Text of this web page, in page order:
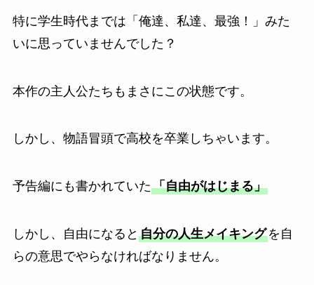
特に学生時代までは「俺達、私達、最強！」みた
いに思っていませんでした？
本作の主人公たちもまさにこの状態です。
しかし、物語冒頭で高校を卒業しちゃいます。
予告編にも書かれていた「自由がはじまる」
しかし、自由になると 自分の人生メイキングを自
らの意思でやらなければなりません。